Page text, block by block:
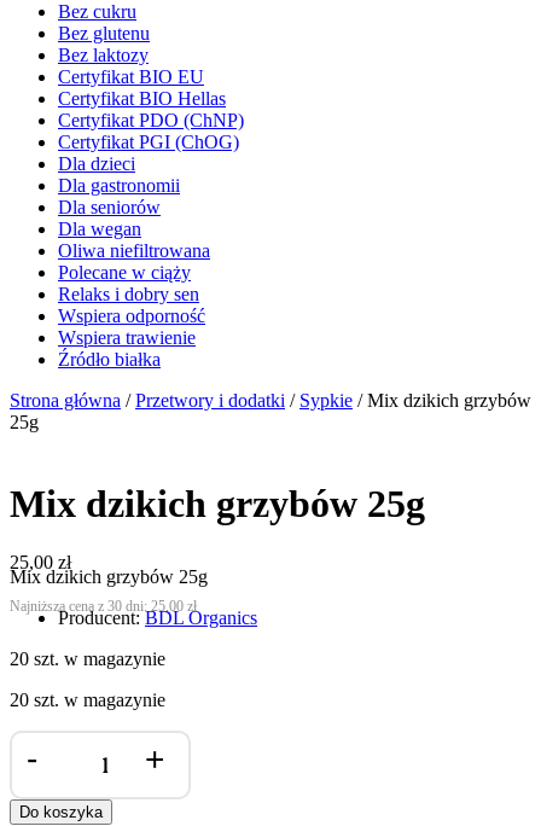
Bez cukru
Bez glutenu
Bez laktozy
Certyfikat BIO EU
Certyfikat BIO Hellas
Certyfikat PDO (ChNP)
Certyfikat PGI (ChOG)
Dla dzieci
Dla gastronomii
Dla seniorów
Dla wegan
Oliwa niefiltrowana
Polecane w ciąży
Relaks i dobry sen
Wspiera odporność
Wspiera trawienie
Źródło białka
Strona główna /Przetwory i dodatki / Sypkie / Mix dzikich grzybów
25g
Mix dzikich grzybów 25g
25,00 zł
Najniższa cena z 30 dni: 25,00 zł
Mix dzikich grzybów 25g
Producent: BDL Organics
20 szt. w magazynie
20 szt. w magazynie
ilość
Mix
grzybów
- +
Do koszyka